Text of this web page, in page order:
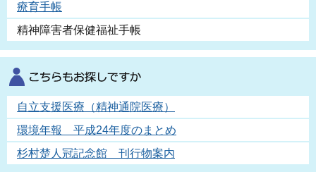
療育手帳
精神障害者保健福祉手帳
自立支援医療（精神通院医療）
環境年報 平成24年度のまとめ
杉村楚人冠記念館 刊行物案内